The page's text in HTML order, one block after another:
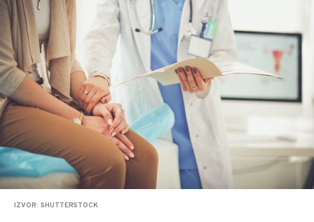
IZVOR: SHUTTERSTOCK